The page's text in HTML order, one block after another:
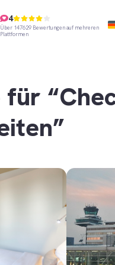
4
Über 147629 Bewertungen auf mehreren
Plattformen
für